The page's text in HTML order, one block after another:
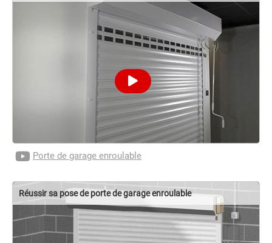
Porte de garage enroulable
Réussir sa pose de porte de garage enroulable